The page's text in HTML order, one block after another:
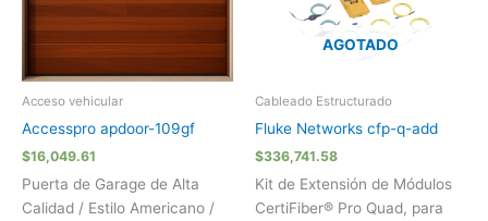
Acceso vehicular
Accesspro apdoor-109gf
$16,049.61
Puerta de Garage de Alta
Calidad / Estilo Americano /
AGOTADO
Cableado Estructurado
Fluke Networks cfp-q-add
$336,741.58
Kit de Extensión de Módulos
CertiFiber® Pro Quad, para